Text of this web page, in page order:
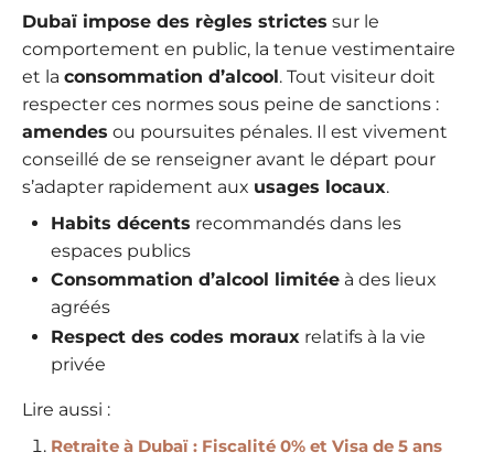
Dubaï impose des règles strictes sur le
comportement en public, la tenue vestimentaire
et la consommation d’alcool. Tout visiteur doit
respecter ces normes sous peine de sanctions :
amendes ou poursuites pénales. Il est vivement
conseillé de se renseigner avant le départ pour
s’adapter rapidement aux usages locaux.
Habits décents recommandés dans les
espaces publics
Consommation d’alcool limitéeà des lieux
agréés
Respect des codes morauxrelatifs à la vie
privée
Lire aussi :
Retraite à Dubaï : Fiscalité 0% et Visa de 5 ans